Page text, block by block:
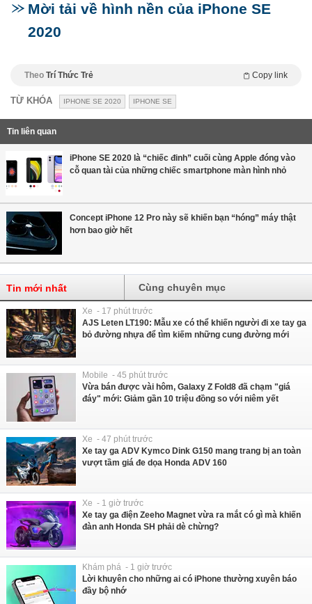
Mời tải về hình nền của iPhone SE
2020
Theo Trí Thức Trẻ Copy link
TỪ KHÓA IPHONE SE 2020 IPHONE SE
Tin liên quan
iPhone SE 2020 là “chiếc đinh” cuối cùng Apple đóng vào
cỗ quan tài của những chiếc smartphone màn hình nhỏ
Concept iPhone 12 Pro này sẽ khiến bạn “hóng” máy thật
hơn bao giờ hết
Tin mới nhất Cùng chuyên mục
Xe - 17 phút trước
AJS Leten LT190: Mẫu xe có thể khiến người đi xe tay ga
bỏ đường nhựa để tìm kiếm những cung đường mới
Mobile - 45 phút trước
Vừa bán được vài hôm, Galaxy Z Fold8 đã chạm "giá
đáy" mới: Giảm gần 10 triệu đồng so với niêm yết
Xe - 47 phút trước
Xe tay ga ADV Kymco Dink G150 mang trang bị an toàn
vượt tầm giá đe dọa Honda ADV 160
Xe - 1 giờ trước
Xe tay ga điện Zeeho Magnet vừa ra mắt có gì mà khiến
đàn anh Honda SH phải dè chừng?
Khám phá - 1 giờ trước
Lời khuyên cho những ai có iPhone thường xuyên báo
đầy bộ nhớ